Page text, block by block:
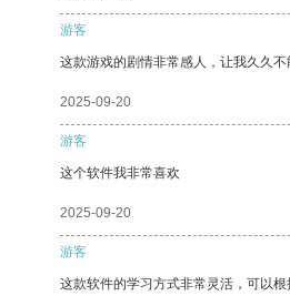
游客
这款游戏的剧情非常感人，让我久久不
2025-09-20
游客
这个软件我非常喜欢
2025-09-20
游客
这款软件的学习方式非常灵活，可以根